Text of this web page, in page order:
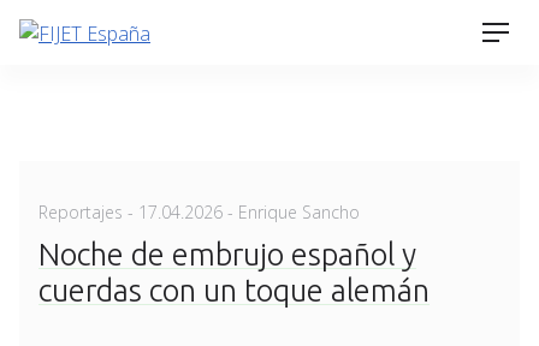
Skip
Reportajes - Posted
on
17.04.2026 - Enrique Sancho
Noche de embrujo español y
cuerdas con un toque alemán